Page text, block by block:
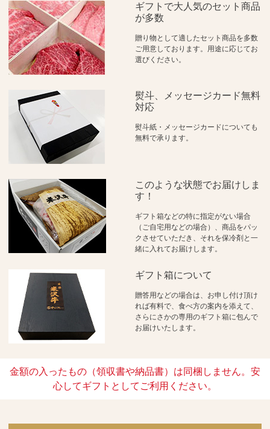
ギフトで大人気のセット商品
が多数
贈り物として適したセット商品を多数
ご用意しております。用途に応じてお
選びください。
熨斗、メッセージカード無料
対応
熨斗紙・メッセージカードについても
無料で承ります。
このような状態でお届けしま
す！
ギフト箱などの特に指定がない場合
（ご自宅用などの場合）、商品をパッ
クさせていただき、それを保冷剤と一
緒に入れてお届けします。
ギフト箱について
贈答用などの場合は、お申し付け頂け
れば有料で、食べ方の案内を添えて、
さらにさかの専用のギフト箱に包んで
お届けいたします。
金額の入ったもの（領収書や納品書）は同梱しません。安
心してギフトとしてご利用ください。